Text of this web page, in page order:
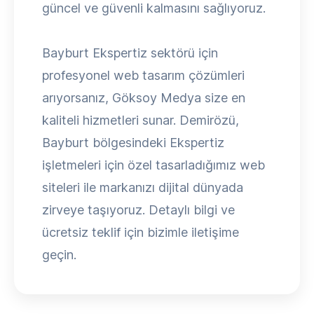
güncel ve güvenli kalmasını sağlıyoruz.
Bayburt Ekspertiz sektörü için
profesyonel web tasarım çözümleri
arıyorsanız, Göksoy Medya size en
kaliteli hizmetleri sunar. Demirözü,
Bayburt bölgesindeki Ekspertiz
işletmeleri için özel tasarladığımız web
siteleri ile markanızı dijital dünyada
zirveye taşıyoruz. Detaylı bilgi ve
ücretsiz teklif için bizimle iletişime
geçin.